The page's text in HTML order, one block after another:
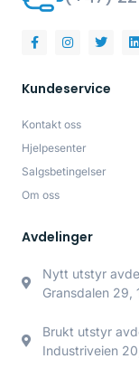
Kundeservice
Kontakt oss
Hjelpesenter
Salgsbetingelser
Om oss
Avdelinger
Nytt utstyr
Gransdalen 29,
Brukt utstyr
Industriveien